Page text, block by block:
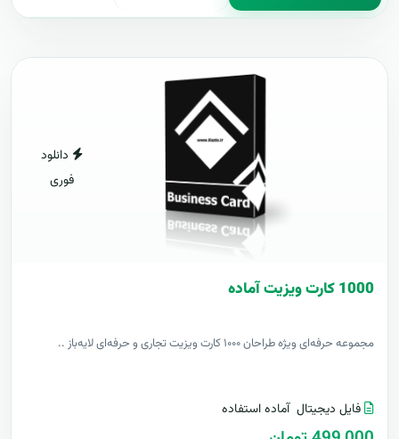
دانلود
فوری
1000 کارت ويزيت آماده
مجموعه حرفه‌ای ویژه طراحان ۱۰۰۰ کارت ویزیت تجاری و حرفه‌ای لایه‌باز ..
فایل دیجیتال آماده استفاده